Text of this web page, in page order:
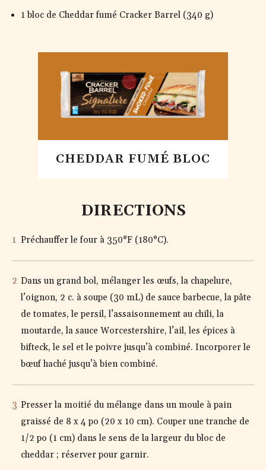
1 bloc de Cheddar fumé Cracker Barrel (340 g)
CHEDDAR FUMÉ BLOC
DIRECTIONS
Préchauffer le four à 350°F (180°C).
Dans un grand bol, mélanger les œufs, la chapelure,
l’oignon, 2 c. à soupe (30 mL) de sauce barbecue, la pâte
de tomates, le persil, l’assaisonnement au chili, la
moutarde, la sauce Worcestershire, l’ail, les épices à
bifteck, le sel et le poivre jusqu’à combiné. Incorporer le
bœuf haché jusqu’à bien combiné.
Presser la moitié du mélange dans un moule à pain
graissé de 8 x 4 po (20 x 10 cm). Couper une tranche de
1/2 po (1 cm) dans le sens de la largeur du bloc de
cheddar ; réserver pour garnir.